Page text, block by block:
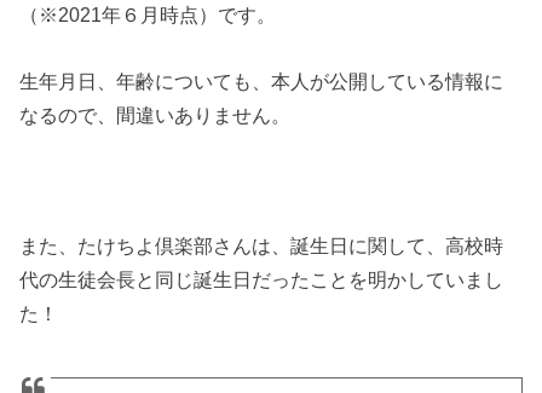
（※2021年６月時点）です。
生年月日、年齢についても、本人が公開している情報に
なるので、間違いありません。
また、たけちよ倶楽部さんは、誕生日に関して、高校時
代の生徒会長と同じ誕生日だったことを明かしていまし
た！